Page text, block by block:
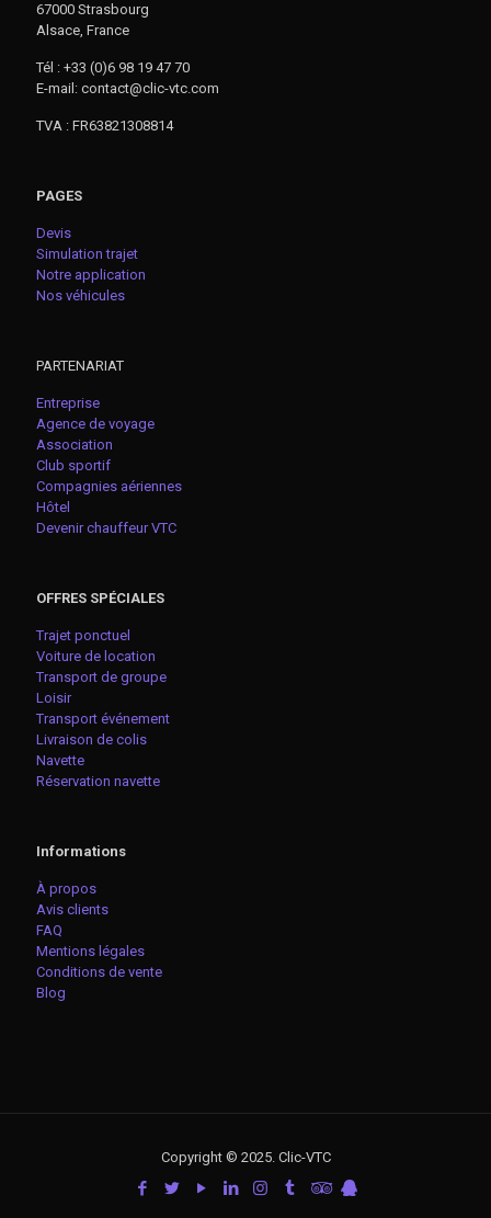
67000 Strasbourg
Alsace, France
Tél : +33 (0)6 98 19 47 70
E-mail: contact@clic-vtc.com
TVA : FR63821308814
PAGES
Devis
Simulation trajet
Notre application
Nos véhicules
PARTENARIAT
Entreprise
Agence de voyage
Association
Club sportif
Compagnies aériennes
Hôtel
Devenir chauffeur VTC
OFFRES SPÉCIALES
Trajet ponctuel
Voiture de location
Transport de groupe
Loisir
Transport événement
Livraison de colis
Navette
Réservation navette
Informations
À propos
Avis clients
FAQ
Mentions légales
Conditions de vente
Blog
Copyright © 2025. Clic-VTC